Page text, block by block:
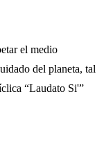
el medio
del planeta, tal
“Laudato Si'”